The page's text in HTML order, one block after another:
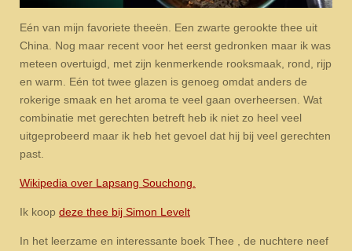
Eén van mijn favoriete theeën. Een zwarte gerookte thee uit
China. Nog maar recent voor het eerst gedronken maar ik was
meteen overtuigd, met zijn kenmerkende rooksmaak, rond, rijp
en warm. Eén tot twee glazen is genoeg omdat anders de
rokerige smaak en het aroma te veel gaan overheersen. Wat
combinatie met gerechten betreft heb ik niet zo heel veel
uitgeprobeerd maar ik heb het gevoel dat hij bij veel gerechten
past.
Wikipedia over Lapsang Souchong.
Ik koop deze thee bij Simon Levelt
In het leerzame en interessante boek Thee , de nuchtere neef